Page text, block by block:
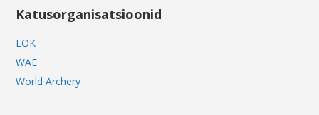
Katusorganisatsioonid
EOK
WAE
World Archery